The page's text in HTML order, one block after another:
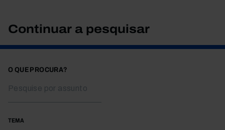
Continuar a pesquisar
O QUE PROCURA?
TEMA